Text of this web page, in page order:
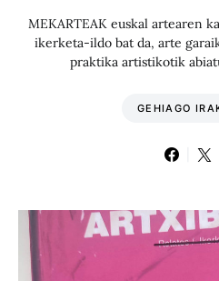
MEKARTEAK euskal artearen
ikerketa-ildo bat da, arte
praktika artistikotik
GEHIAGO